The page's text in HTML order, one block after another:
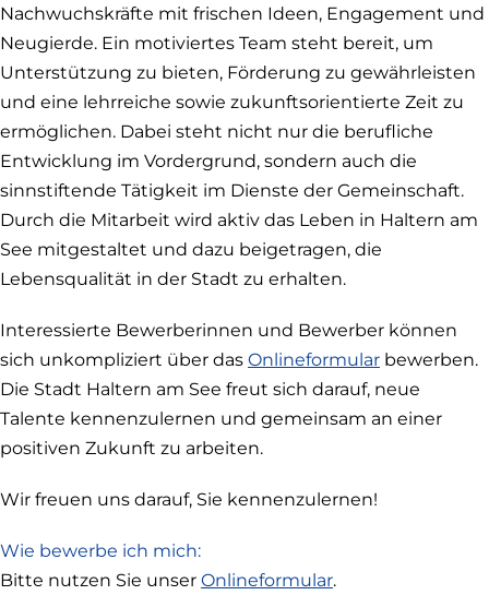
Nachwuchskräfte mit frischen Ideen, Engagement und
Neugierde. Ein motiviertes Team steht bereit, um
Unterstützung zu bieten, Förderung zu gewährleisten
und eine lehrreiche sowie zukunftsorientierte Zeit zu
ermöglichen. Dabei steht nicht nur die berufliche
Entwicklung im Vordergrund, sondern auch die
sinnstiftende Tätigkeit im Dienste der Gemeinschaft.
Durch die Mitarbeit wird aktiv das Leben in Haltern am
See mitgestaltet und dazu beigetragen, die
Lebensqualität in der Stadt zu erhalten.
Interessierte Bewerberinnen und Bewerber können
sich unkompliziert über das Onlineformular bewerben.
Die Stadt Haltern am See freut sich darauf, neue
Talente kennenzulernen und gemeinsam an einer
positiven Zukunft zu arbeiten.
Wir freuen uns darauf, Sie kennenzulernen!
Wie bewerbe ich mich:
Bitte nutzen Sie unser Onlineformular.